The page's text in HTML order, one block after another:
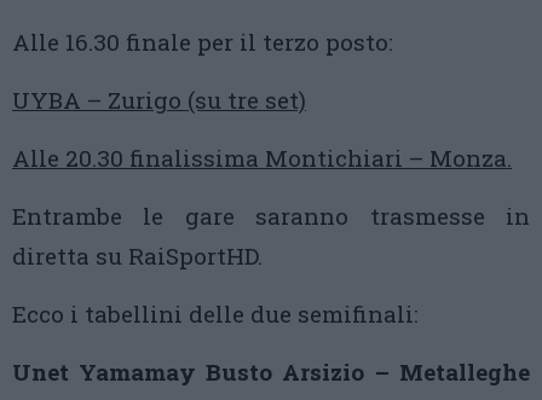
Alle 16.30 finale per il terzo posto:
UYBA – Zurigo (su tre set)
Alle 20.30 finalissima Montichiari – Monza.
Entrambe le gare saranno trasmesse in
diretta su RaiSportHD.
Ecco i tabellini delle due semifinali:
Unet Yamamay Busto Arsizio – Metalleghe